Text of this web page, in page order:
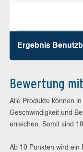
Ergebnis
Bewertung
Alle Produkte können
Geschwindigkeit und
erreichen. Somit sind
Ab 10 Punkten wird ein